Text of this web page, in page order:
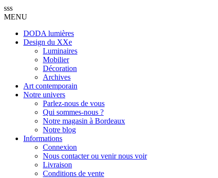
sss
MENU
DODA lumières
Design du XXe
Luminaires
Mobilier
Décoration
Archives
Art contemporain
Notre univers
Parlez-nous de vous
Qui sommes-nous ?
Notre magasin à Bordeaux
Notre blog
Informations
Connexion
Nous contacter ou venir nous voir
Livraison
Conditions de vente